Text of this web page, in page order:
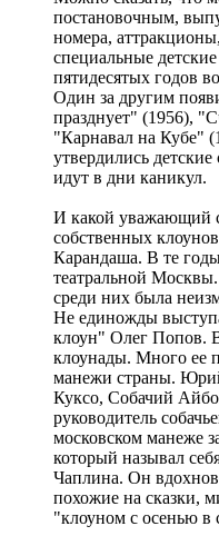
постановочным,
номера,
специальные
пятидесятых годов
Один за другим
празднует" (1956),
"Карнавал на Кубе"
утвердились
идут в дни каникул.
И какой уважающий
собственных
Карандаша. В те
театральной
среди них была
Не единожды
клоун" Олег Попов.
клоунады. Много ее
манежи страны.
Куксо, Собачий
руководитель
московском манеже
который называл
Чаплина. Он
похожие на сказки,
"клоуном с осенью в